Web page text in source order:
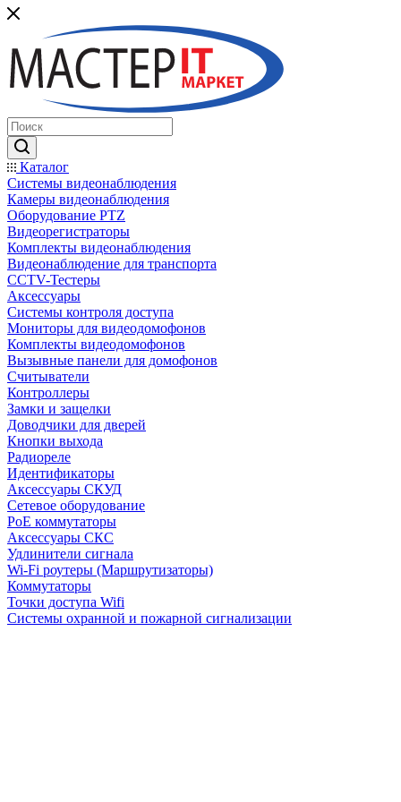
Каталог
Системы видеонаблюдения
Камеры видеонаблюдения
Оборудование PTZ
Видеорегистраторы
Комплекты видеонаблюдения
Видеонаблюдение для транспорта
CCTV-Тестеры
Аксессуары
Системы контроля доступа
Мониторы для видеодомофонов
Комплекты видеодомофонов
Вызывные панели для домофонов
Считыватели
Контроллеры
Замки и защелки
Доводчики для дверей
Кнопки выхода
Радиореле
Идентификаторы
Аксессуары СКУД
Сетевое оборудование
PoE коммутаторы
Аксессуары СКС
Удлинители сигнала
Wi-Fi роутеры (Маршрутизаторы)
Коммутаторы
Точки доступа Wifi
Системы охранной и пожарной сигнализации